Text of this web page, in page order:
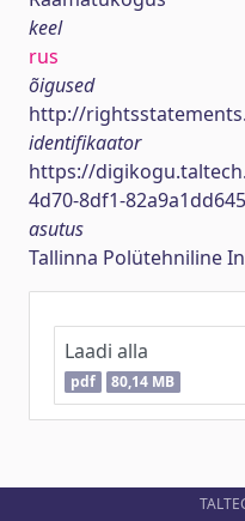
keel
rus
õigused
http://
identifikaator
https://
4d70-8df1-
asutus
Tallinna Polütehniline
Laadi alla
pdf 80,14 MB